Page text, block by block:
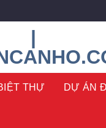
THỰ DỰ ÁN